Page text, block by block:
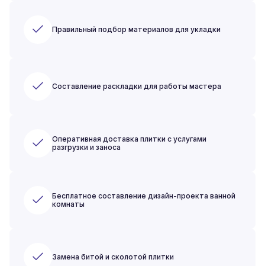
Правильный подбор материалов для укладки
Составление раскладки для работы мастера
Оперативная доставка плитки с услугами
разгрузки и заноса
Бесплатное составление дизайн-проекта ванной
комнаты
Замена битой и сколотой плитки